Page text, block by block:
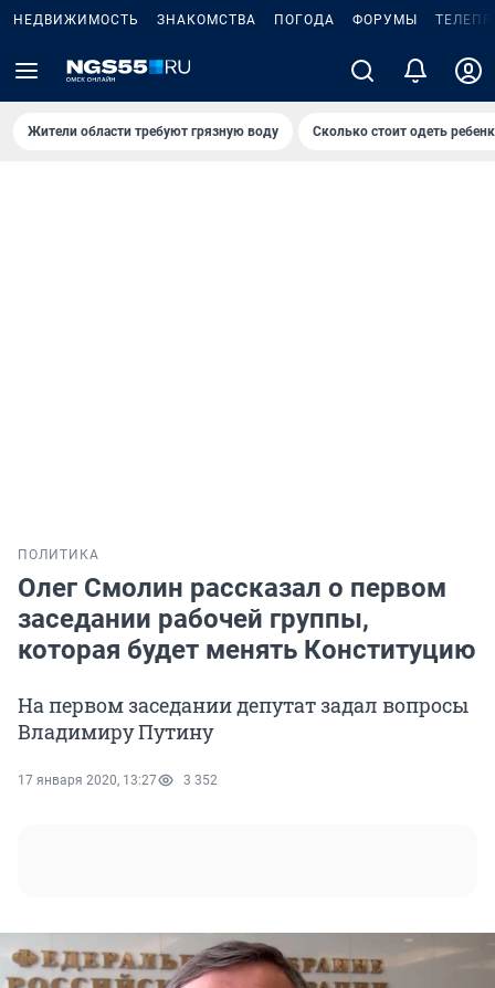
НЕДВИЖИМОСТЬ ЗНАКОМСТВА ПОГОДА ФОРУМЫ
Жители области требуют грязную воду Сколько стоит одеть
ПОЛИТИКА
Олег Смолин рассказал о первом
заседании рабочей группы,
которая будет менять Конституцию
На первом заседании депутат задал вопросы
Владимиру Путину
17 января 2020, 13:27 3 352